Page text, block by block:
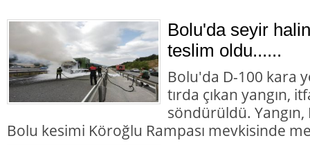
Bolu'da seyir
teslim oldu......
Bolu'da D-100 kara
tırda çıkan yangın,
söndürüldü.
Bolu kesimi Köroğlu Rampası mevkisinde